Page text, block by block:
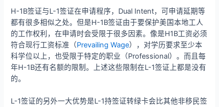
H-1B签证与L-1签证在申请程序，Dual Intent，可申请延期等
都有很多相似之处。但是H-1B签证由于要保护美国本地工人
的工作权利，在申请时会受限于很多因素。像是H1B工资必须
符合现行工资标准（Prevailing Wage），对学历要求至少本
科学位以上，也受限于特定的职业（Professional）。而且每
年H-1B还有名额的限制。上述这些限制在L-1签证上都是没有
的。
L-1签证的另外一大优势是L-1持签证转绿卡会比其他非移民签